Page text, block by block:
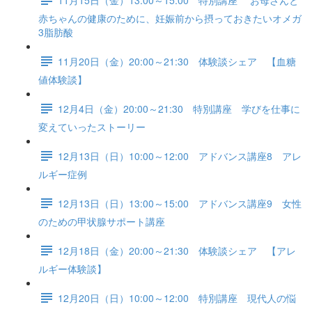
赤ちゃんの健康のために、妊娠前から摂っておきたいオメガ
3脂肪酸
11月20日（金）20:00～21:30 体験談シェア 【血糖
値体験談】
12月4日（金）20:00～21:30 特別講座 学びを仕事に
変えていったストーリー
12月13日（日）10:00～12:00 アドバンス講座8 アレ
ルギー症例
12月13日（日）13:00～15:00 アドバンス講座9 女性
のための甲状腺サポート講座
12月18日（金）20:00～21:30 体験談シェア 【アレ
ルギー体験談】
12月20日（日）10:00～12:00 特別講座 現代人の悩